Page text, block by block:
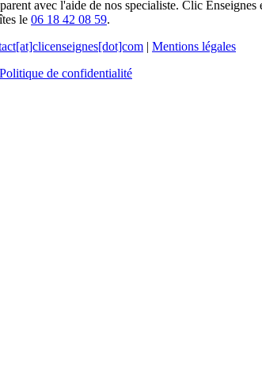
avec l'aide de nos specialiste. Clic
le 06 18 42 08 59.
| Mentions légales
Politique de confidentialité